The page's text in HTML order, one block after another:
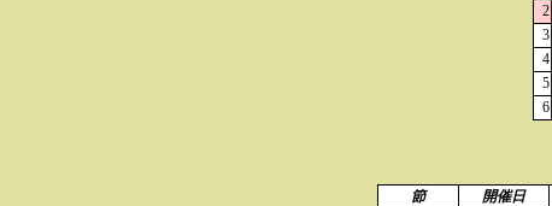
2
3
4
5
6
節 開催日